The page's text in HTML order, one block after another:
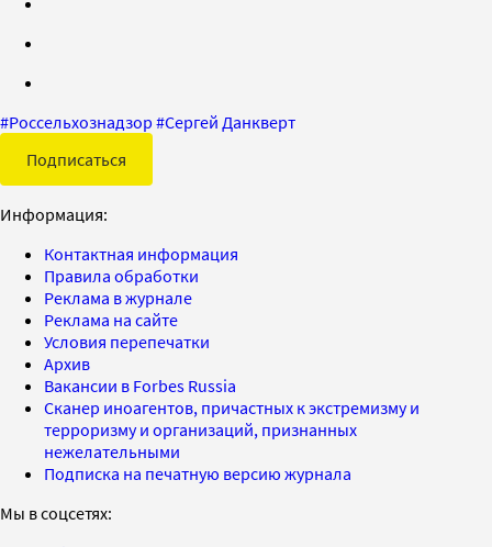
#Россельхознадзор #Сергей Данкверт
Подписаться
Информация:
Контактная информация
Правила обработки
Реклама в журнале
Реклама на сайте
Условия перепечатки
Архив
Вакансии в Forbes Russia
Сканер иноагентов, причастных к экстремизму и
терроризму и организаций, признанных
нежелательными
Подписка на печатную версию журнала
Мы в соцсетях: